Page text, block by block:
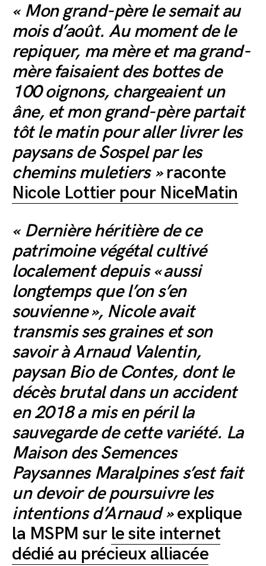
« Mon grand-père le semait au
mois d’août. Au moment de le
repiquer, ma mère et ma grand-
mère faisaient des bottes de
100 oignons, chargeaient un
âne, et mon grand-père partait
tôt le matin pour aller livrer les
paysans de Sospel par les
chemins muletiers »raconte
Nicole Lottier pour NiceMatin
« Dernière héritière de ce
patrimoine végétal cultivé
localement depuis « aussi
longtemps que l’on s’en
souvienne », Nicole avait
transmis ses graines et son
savoir à Arnaud Valentin,
paysan Bio de Contes, dont le
décès brutal dans un accident
en 2018 a mis en péril la
sauvegarde de cette variété. La
Maison des Semences
Paysannes Maralpines s’est fait
un devoir de poursuivre les
intentions d’Arnaud »explique
la MSPM sur le site internet
dédié au précieux alliacée